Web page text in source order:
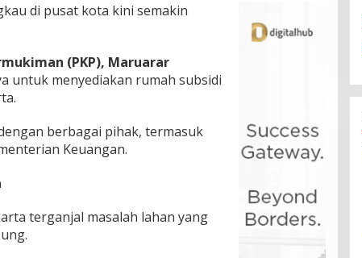
di pusat kota kini semakin
(PKP), Maruarar
untuk menyediakan rumah subsidi
berbagai pihak, termasuk
Keuangan.
terganjal masalah lahan yang